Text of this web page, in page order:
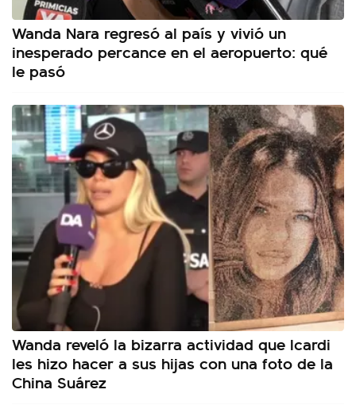
Wanda Nara regresó al país y vivió un
inesperado percance en el aeropuerto: qué
le pasó
Wanda reveló la bizarra actividad que Icardi
les hizo hacer a sus hijas con una foto de la
China Suárez